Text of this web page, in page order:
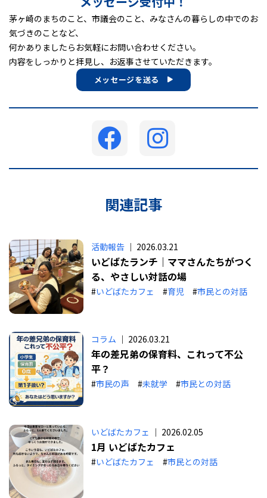
茅ヶ崎のまちのこと、市議会のこと、みなさんの暮らしの中でのお
気づきのことなど、
何かありましたらお気軽にお問い合わせください。
内容をしっかりと拝見し、お返事させていただきます。
メッセージを送る
関連記事
活動報告｜ 2026.03.21
いどばたランチ｜ママさんたちがつく
る、やさしい対話の場
#いどばたカフェ #育児#市民との対話
コラム ｜ 2026.03.21
年の差兄弟の保育料、これって不公
平？
#市民の声 #未就学 #市民との対話
いどばたカフェ ｜ 2026.02.05
1月 いどばたカフェ
#いどばたカフェ #市民との対話